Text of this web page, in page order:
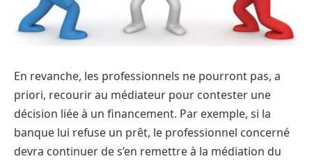
En revanche, les professionnels ne pourront pas, a
priori, recourir au médiateur pour contester une
décision liée à un financement. Par exemple, si la
banque lui refuse un prêt, le professionnel concerné
devra continuer de s’en remettre à la médiation du